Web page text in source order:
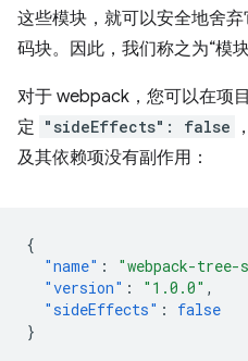
这些模块，就可以安全地舍
码块。因此，我们称之为“模块
对于 webpack，您可以在项
定 "sideEffects": false
及其依赖项没有副作用：
{
"name" : "webpack-tree-
"version" : "1.0.0" ,
"sideEffects" :
false
}